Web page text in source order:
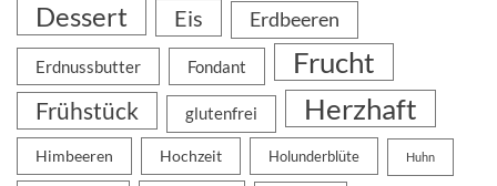
Dessert Eis Erdbeeren
Erdnussbutter Fondant Frucht
Frühstück glutenfrei Herzhaft
Himbeeren Hochzeit Holunderblüte Huhn